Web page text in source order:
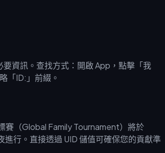
資訊。查找方式：開啟 App，點擊「我
「ID:」前綴。
賽（Global Family Tournament）將於
進行。直接透過 UID 儲值可確保您的貢獻準